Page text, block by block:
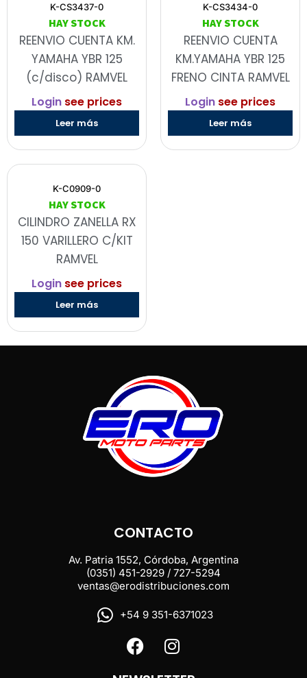
K-CS3437-0
HAY STOCK
REENVIO CUENTA KM.
YAMAHA YBR 125
(c/disco) RAMVEL
Login see prices
Leer más
K-CS3434-0
HAY STOCK
REENVIO CUENTA
KM.YAMAHA YBR 125
FRENO CINTA RAMVEL
Login see prices
Leer más
K-C0909-0
HAY STOCK
CILINDRO ZANELLA RX
150 VARILLERO C/KIT
RAMVEL
Login see prices
Leer más
CONTACTO
Av. Patria 1552, Córdoba, Argentina
(0351) 451-2929 / 727-5294
ventas@erodistribuciones.com
+54 9 351-6371023